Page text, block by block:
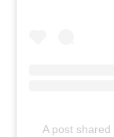
A post